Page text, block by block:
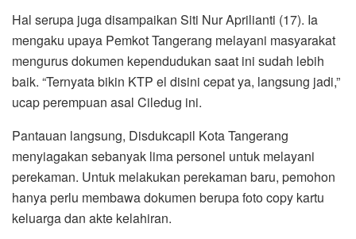
Hal serupa juga disampaikan Siti Nur Aprilianti (17). Ia
mengaku upaya Pemkot Tangerang melayani masyarakat
mengurus dokumen kependudukan saat ini sudah lebih
baik. “Ternyata bikin KTP el disini cepat ya, langsung jadi,”
ucap perempuan asal Ciledug ini.
Pantauan langsung, Disdukcapil Kota Tangerang
menyiagakan sebanyak lima personel untuk melayani
perekaman. Untuk melakukan perekaman baru, pemohon
hanya perlu membawa dokumen berupa foto copy kartu
keluarga dan akte kelahiran.